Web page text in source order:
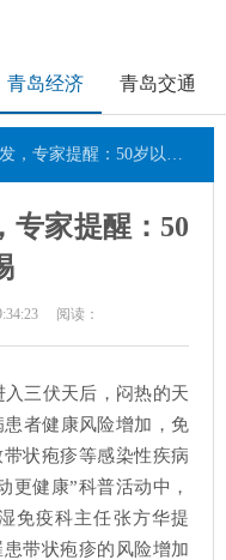
青岛经济 青岛交通
醒：50岁以上慢病人群要警惕
专家提醒：50
阅读：
三伏天后，闷热的天
者健康风险增加，免
状疱疹等感染性疾病
更健康”科普活动中，
免疫科主任张方华提
带状疱疹的风险增加